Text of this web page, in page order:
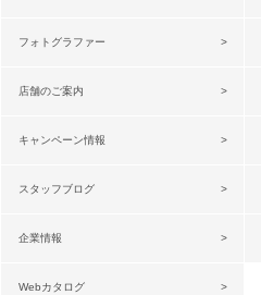
フォトグラファー
店舗のご案内
キャンペーン情報
スタッフブログ
企業情報
Webカタログ